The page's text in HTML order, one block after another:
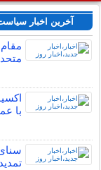
آخرین اخبار
با